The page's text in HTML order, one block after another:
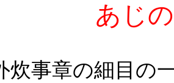
あじ
炊事章の細目の